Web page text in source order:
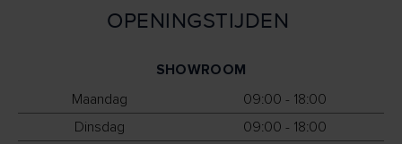
OPENINGSTIJDEN
SHOWROOM
Maandag
09:00 - 18:00
Dinsdag
09:00 - 18:00